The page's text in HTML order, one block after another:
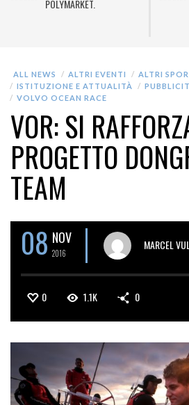
POLYMARKET.
ALL NEWS ALTRI EVENTI ALTRI
ISTITUZIONE E ATTUALITÀ
VOLVO OCEAN RACE
VOR: SI
PROGETTO
TEAM
08 NOV
2016
MARCEL
0 1.1K 0